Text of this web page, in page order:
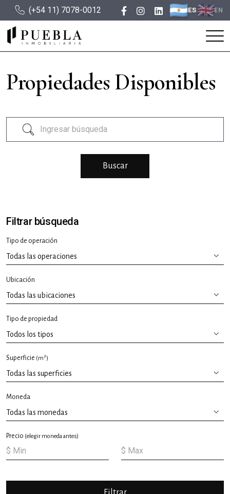
(+54 11) 7078-0012 ES EN
Propiedades Disponibles
Filtrar búsqueda
Tipo de operación
Ubicación
Tipo de propiedad
Superficie (m 2)
Moneda
Precio (elegir moneda antes)